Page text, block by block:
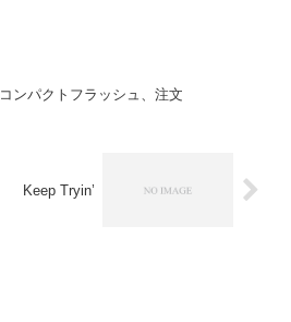
コンパクトフラッシュ、注文
Keep Tryin’